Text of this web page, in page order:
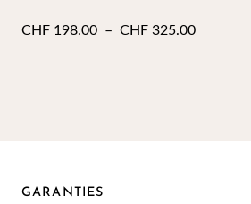
CHF 198.00 – CHF 325.00Plage
GARANTIES